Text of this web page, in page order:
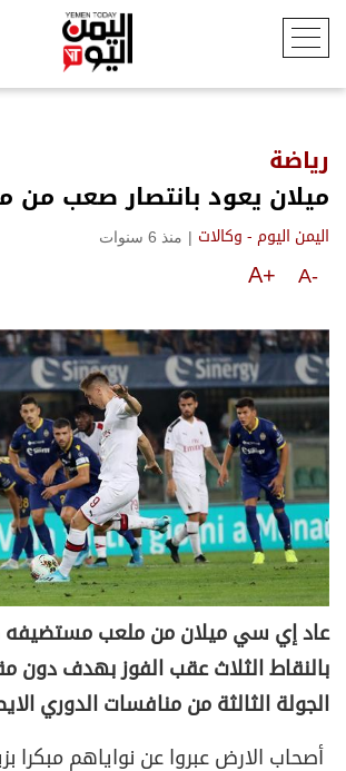
رياضة
ميلان يعود بانتصار صعب من
اليمن اليوم - وكالات | منذ 6 سنوات
A-
A+
عاد إي سي ميلان من ملعب مستضيفه
بالنقاط الثلاث عقب الفوز بهدف دون
الجولة الثالثة من منافسات الدوري
أصحاب الارض عبروا عن نواياهم مبكرا